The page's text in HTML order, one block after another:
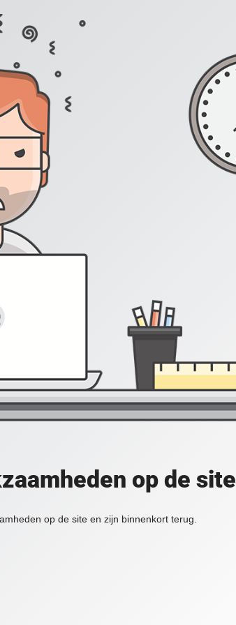
op de site
op de site en zijn binnenkort terug.